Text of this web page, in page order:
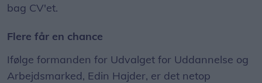
bag CV'et.
Flere får en chance
Ifølge formanden for Udvalget for Uddannelse og
Arbejdsmarked, Edin Hajder, er det netop